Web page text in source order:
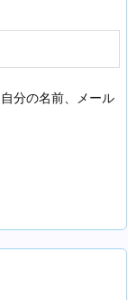
分の名前、メール